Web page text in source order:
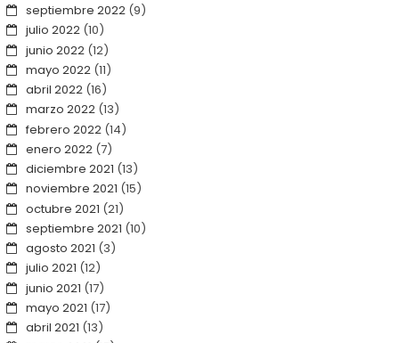
septiembre 2022(9)
julio 2022(10)
junio 2022(12)
mayo 2022(11)
abril 2022(16)
marzo 2022(13)
febrero 2022(14)
enero 2022(7)
diciembre 2021 (13)
noviembre 2021 (15)
octubre 2021 (21)
septiembre 2021 (10)
agosto 2021 (3)
julio 2021 (12)
junio 2021 (17)
mayo 2021 (17)
abril 2021 (13)